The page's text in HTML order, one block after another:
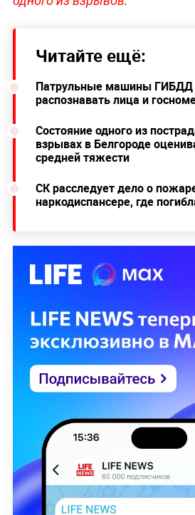
Читайте ещё:
Патрульные машины ГИБДД
распознавать лица и
Состояние одного из
взрывах в Белгороде
средней тяжести
СК расследует дело о
наркодиспансере, где